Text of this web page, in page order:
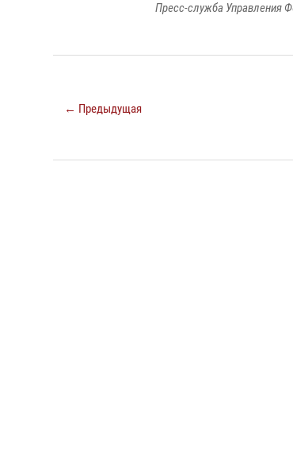
Пресс-служба Управления
← Предыдущая